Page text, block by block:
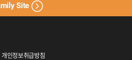
Site
개인정보취급방침